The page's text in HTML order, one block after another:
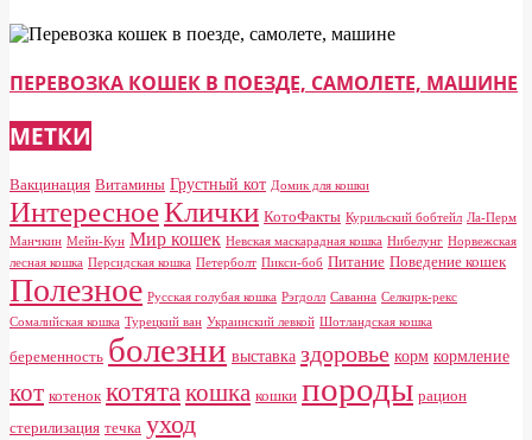
ПЕРЕВОЗКА КОШЕК В ПОЕЗДЕ, САМОЛЕТЕ, МАШИНЕ
МЕТКИ
Вакцинация Витамины Грустный кот Домик для кошки
ИнтересноеКлички КотоФакты Курильский бобтейл Ла-Перм
Манчкин Мейн-Кун Мир кошек Невская маскарадная кошка Нибелунг Норвежская
лесная кошка Персидская кошка Петерболт Пикси-боб Питание Поведение кошек
Полезное Русская голубая кошка Рэгдолл Саванна Селкирк-рекс
Сомалийская кошка Турецкий ван Украинский левкой Шотландская кошка
беременность болезни выставка здоровье корм кормление
кот котенок котята кошка кошки породы рацион
стерилизация течка уход